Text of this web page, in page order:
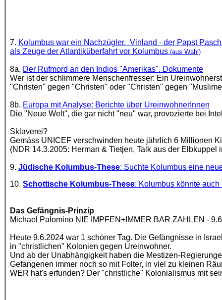
7. Kolumbus war ein Nachzügler. Vinland - der Papst
als Zeuge der Atlantiküberfahrt vor Kolumbus (aus Wahl)
8a. Der Rufmord an den Indios "Amerikas". Dokumente
Wer ist der schlimmere Menschenfresser: Ein
"Christen" gegen "Christen" oder "Christen" gegen
8b. Europa mit Analyse: Berichte über UreinwohnerInnen
Die "Neue Welt", die gar nicht "neu" war, provozierte bei
Sklaverei?
Gemäss UNICEF verschwinden heute jährlich 6 Millionen
(NDR 14.3.2005: Herman & Tietjen, Talk aus der Elbkuppel
9. Jüdische Kolumbus-These: Suchte Kolumbus eine
10. Schottische Kolumbus-These: Kolumbus könnte
Das Gefängnis-Prinzip
Michael Palomino NIE IMPFEN+IMMER BAR ZAHLEN -
Heute 9.6.2024 war 1 schöner Tag. Die Gefängnisse in
in "christlichen" Kolonien gegen Ureinwohner.
Und ab der Unabhängigkeit haben die Mestizen-
Gefangenen immer noch so mit Folter, in viel zu kleinen
WER hat's erfunden? Der "christliche" Kolonialismus mit